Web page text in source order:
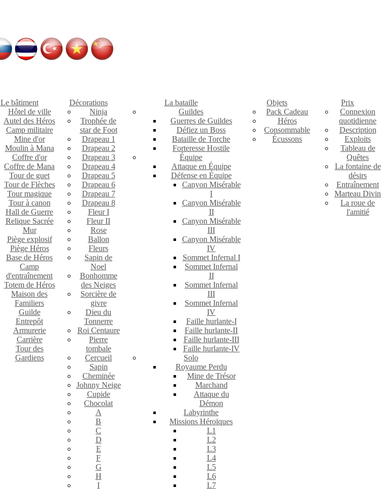
Le bâtiment
Hôtel de ville
Autel des Héros
Camp militaire
Mine d'or
Moulin à Mana
Coffre d'or
Coffre de Mana
Tour de guet
Tour de Flèches
Tour magique
Tour à canon
Hall de Guerre
Relique Sacrée
Mur
Piège explosif
Piège Héros
Base de Héros
Camp
d'entraînement
Totem de Héros
Maison des
Familiers
Guilde
Entrepôt
Armurerie
Carrière
Tour des
Gardiens
Décorations
Ninja
Trophée de
star de Foot
Drapeau 1
Drapeau 2
Drapeau 3
Drapeau 4
Drapeau 5
Drapeau 6
Drapeau 7
Drapeau 8
Fleur I
Fleur II
Rose
Ballon
Fleurs
Sapin de
Noel
Bonhomme
des Neiges
Sorcière de
givre
Dieu du
Tonnerre
Roi Centaure
Pierre
tombale
Cercueil
Sapin
Cheminée
Johnny Neige
Cupide
Chocolat
A
B
C
D
E
F
G
H
I
La bataille
Guildes
Guerres de Guildes
Défiez un Boss
Bataille de Torche
Forteresse Hostile
Équipe
Attaque en Équipe
Défense en Équipe
Canyon Misérable
I
Canyon Misérable
II
Canyon Misérable
III
Canyon Misérable
IV
Sommet Infernal I
Sommet Infernal
II
Sommet Infernal
III
Sommet Infernal
IV
Faille hurlante-I
Faille hurlante-II
Faille hurlante-III
Faille hurlante-IV
Solo
Royaume Perdu
Mine de Trésor
Marchand
Attaque du
Démon
Labyrinthe
Missions Héroïques
L1
L2
L3
L4
L5
L6
L7
Objets
Pack Cadeau
Héros
Consommable
Écussons
Prix
Connexion
quotidienne
Description
Exploits
Tableau de
Quêtes
La fontaine de
désirs
Entraînement
Marteau Divin
La roue de
l'amitié